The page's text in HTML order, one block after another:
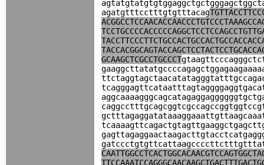
agatgtttcctttgtgtttacag
GCAAGCTCGCCTGCCCT